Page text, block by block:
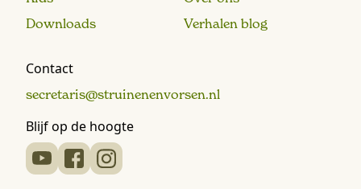
Downloads
Verhalen blog
Contact
secretaris@struinenenvorsen.nl
Blijf op de hoogte